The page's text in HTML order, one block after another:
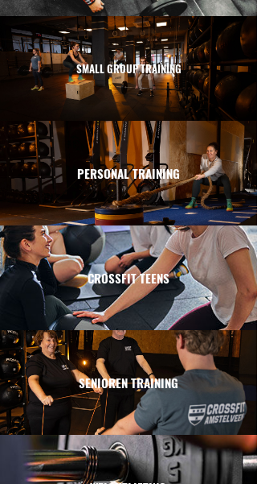
SMALL GROUP TRAINING
PERSONAL TRAINING
CROSSFIT TEENS
SENIOREN TRAINING